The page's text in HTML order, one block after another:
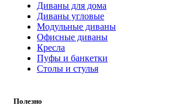
Диваны для дома
Диваны угловые
Модульные диваны
Офисные диваны
Кресла
Пуфы и банкетки
Столы и стулья
Полезно